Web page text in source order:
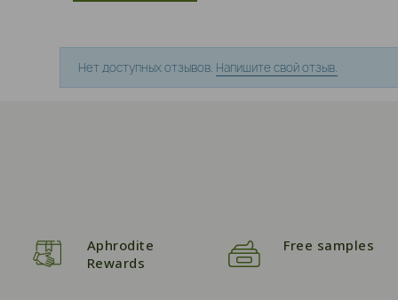
Нет доступных отзывов. Напишите свой отзыв.
Aphrodite
Rewards
Free samples